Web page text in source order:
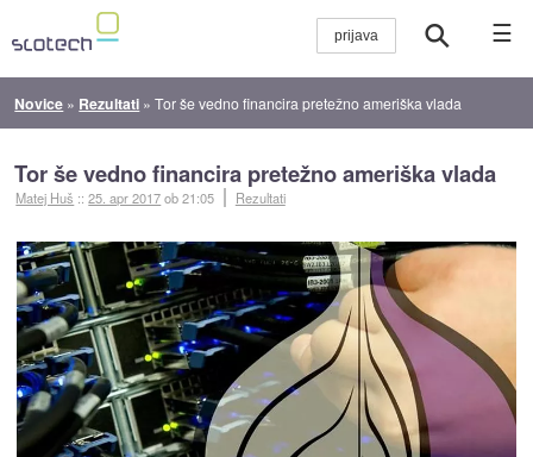
☰
Novice » Rezultati »Tor še vedno financira pretežno ameriška vlada
Tor še vedno financira pretežno ameriška vlada
Matej Huš ::25. apr 2017ob 21:05 Rezultati